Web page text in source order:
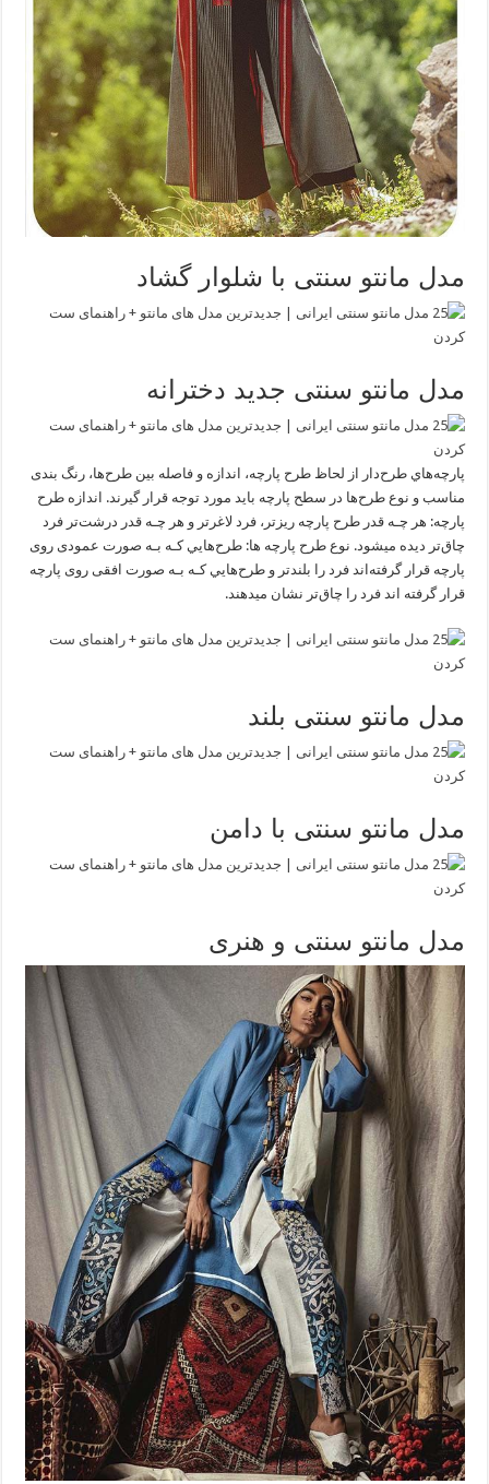
مدل مانتو سنتی با شلوار گشاد
مدل مانتو سنتی جدید دخترانه
پارچه‌هاي طرح‌دار از لحاظ طرح پارچه، اندازه و فاصله‌ بین طرح‌ها، رنگ بندی
مناسب و نوع طرح‌ها در سطح پارچه باید مورد توجه قرار گیرند. اندازه طرح
پارچه: هر چـه قدر طرح پارچه ریزتر، فرد لاغرتر و هر چـه قدر درشت‌تر فرد
چاق‌تر دیده میشود. نوع طرح پارچه‌ ها: طرح‌هایي کـه بـه صورت عمودی روی
پارچه قرار گرفته‌اند فرد را بلندتر و طرح‌هایي کـه بـه صورت افقی روی پارچه
قرار گرفته‌ اند فرد را چاق‌تر نشان میدهند.
مدل مانتو سنتی بلند
مدل مانتو سنتی با دامن
مدل مانتو سنتی و هنری